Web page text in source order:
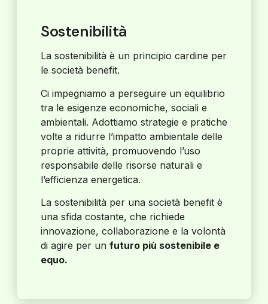
Sostenibilità
La sostenibilità è un principio cardine per
le società benefit.
Ci impegniamo a perseguire un equilibrio
tra le esigenze economiche, sociali e
ambientali. Adottiamo strategie e pratiche
volte a ridurre l’impatto ambientale delle
proprie attività, promuovendo l’uso
responsabile delle risorse naturali e
l’efficienza energetica.
La sostenibilità per una società benefit è
una sfida costante, che richiede
innovazione, collaborazione e la volontà
di agire per un futuro più sostenibile e
equo.